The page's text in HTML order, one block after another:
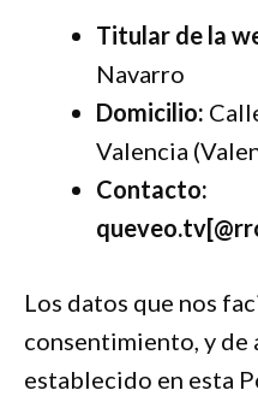
Titular de la
Navarro
Domicilio:
Valencia
Contacto:
Los datos que nos
consentimiento, y de
establecido en esta